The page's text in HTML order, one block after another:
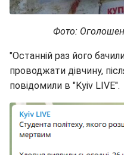
Фото:
"Останній раз його
проводжати дівчину,
повідомили в "Kyiv LIVE".